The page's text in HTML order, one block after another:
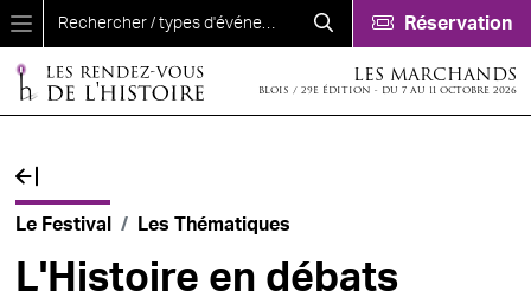
Aller au contenu principal
Réservation
LES MARCHANDS
BLOIS / 29E ÉDITION - DU 7 AU 11 OCTOBRE 2026
Fil d'Ariane
Le Festival Les Thématiques
L'Histoire en débats